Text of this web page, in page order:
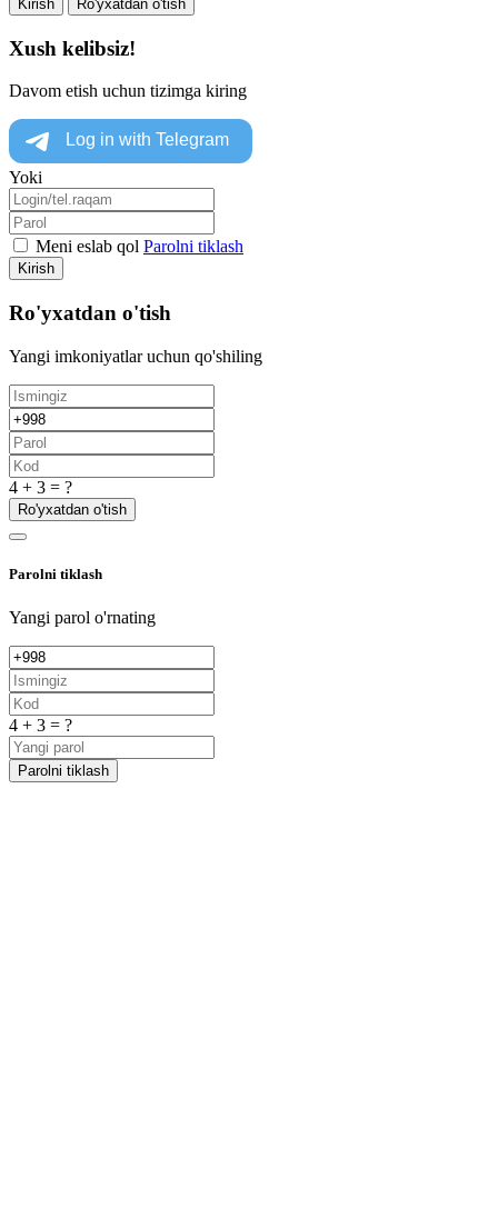
Kirish Ro'yxatdan o'tish
Xush kelibsiz!
Davom etish uchun tizimga kiring
Yoki
Meni eslab qol Parolni tiklash
Kirish
Ro'yxatdan o'tish
Yangi imkoniyatlar uchun qo'shiling
4 + 3 = ?
Ro'yxatdan o'tish
Parolni tiklash
Yangi parol o'rnating
4 + 3 = ?
Parolni tiklash